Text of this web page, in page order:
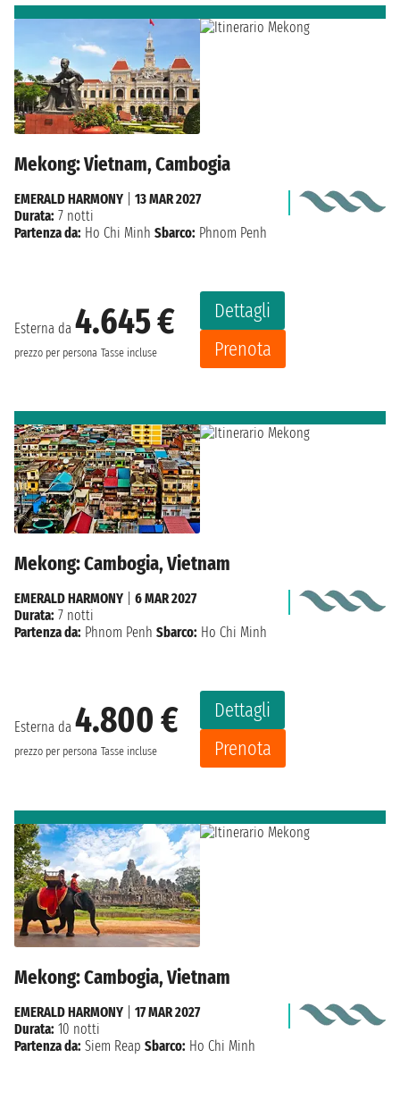
Mekong: Vietnam, Cambogia
Esterna da 4.645 €
prezzo per persona Tasse incluse
Dettagli
Prenota
EMERALD HARMONY
13 MAR 2027
Durata: 7 notti
Partenza da: Ho Chi Minh Sbarco: Phnom Penh
Mekong: Cambogia, Vietnam
Esterna da 4.800 €
prezzo per persona Tasse incluse
Dettagli
Prenota
EMERALD HARMONY
6 MAR 2027
Durata: 7 notti
Partenza da: Phnom Penh Sbarco: Ho Chi Minh
Mekong: Cambogia, Vietnam
EMERALD HARMONY
17 MAR 2027
Durata: 10 notti
Partenza da: Siem Reap Sbarco: Ho Chi Minh